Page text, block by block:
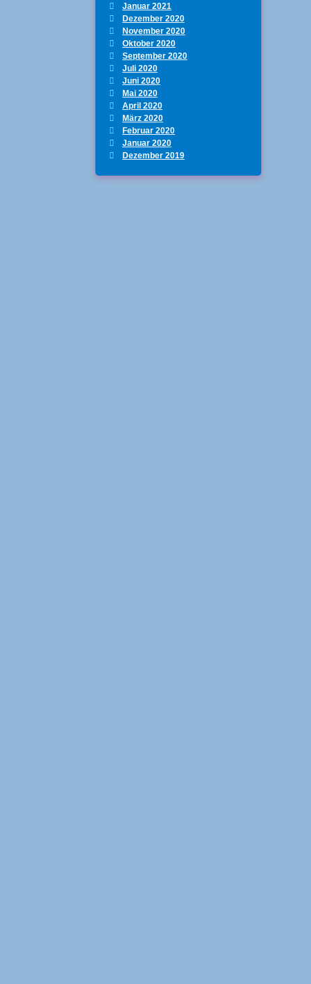
Januar 2021
Dezember 2020
November 2020
Oktober 2020
September 2020
Juli 2020
Juni 2020
Mai 2020
April 2020
März 2020
Februar 2020
Januar 2020
Dezember 2019